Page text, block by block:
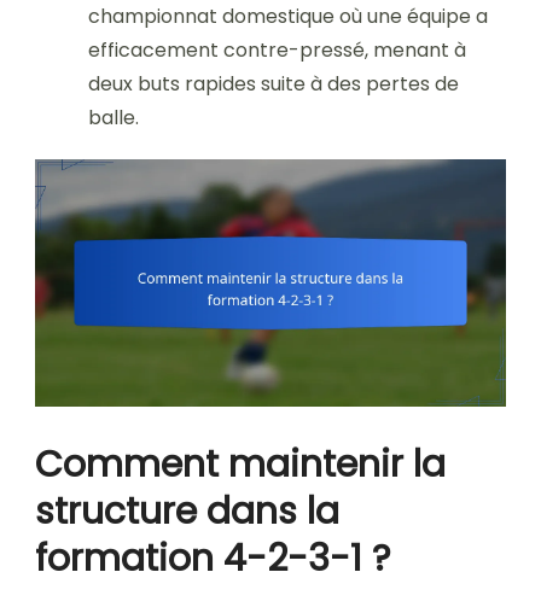
championnat domestique où une équipe a
efficacement contre-pressé, menant à
deux buts rapides suite à des pertes de
balle.
Comment maintenir la
structure dans la
formation 4-2-3-1 ?